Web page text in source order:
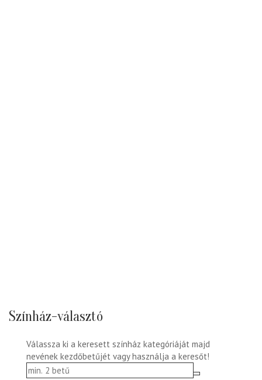
Színház-választó
Válassza ki a keresett színház kategóriáját majd
nevének kezdőbetűjét vagy használja a keresőt!